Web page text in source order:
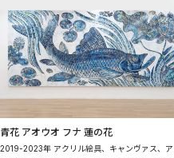
青花 アオウオ フナ 蓮の花
2019-2023年 アクリル絵具、キャンヴァス、